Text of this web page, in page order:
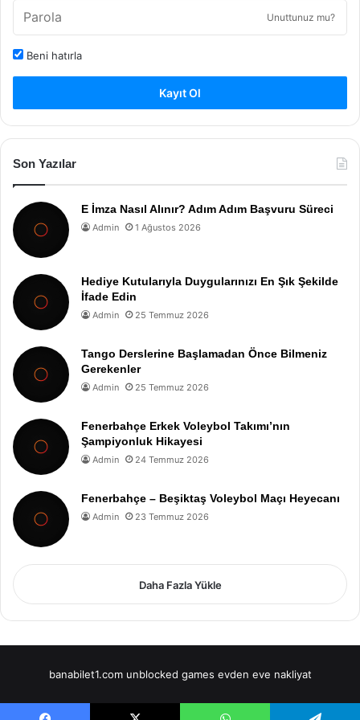
Unuttunuz mu?
Beni hatırla
Kayıt Ol
Son Yazılar
E İmza Nasıl Alınır? Adım Adım Başvuru Süreci
Admin 1 Ağustos 2026
Hediye Kutularıyla Duygularınızı En Şık Şekilde
İfade Edin
Admin 25 Temmuz 2026
Tango Derslerine Başlamadan Önce Bilmeniz
Gerekenler
Admin 25 Temmuz 2026
Fenerbahçe Erkek Voleybol Takımı’nın
Şampiyonluk Hikayesi
Admin 24 Temmuz 2026
Fenerbahçe – Beşiktaş Voleybol Maçı Heyecanı
Admin 23 Temmuz 2026
Daha Fazla Yükle
banabilet1.com unblocked games evden eve nakliyat